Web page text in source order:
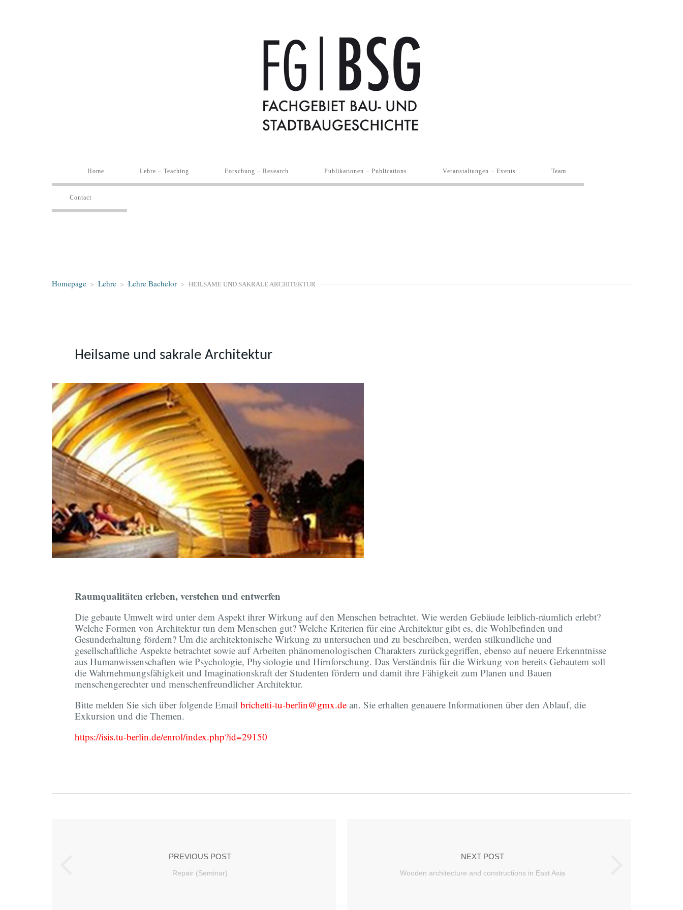
Home Lehre – Teaching Forschung – Research Publikationen – Publications Veranstaltungen – Events Team
Contact
Homepage > Lehre > Lehre Bachelor > HEILSAME UND SAKRALE ARCHITEKTUR
Heilsame und sakrale Architektur
Raumqualitäten erleben, verstehen und entwerfen
Die gebaute Umwelt wird unter dem Aspekt ihrer Wirkung auf den Menschen betrachtet. Wie werden Gebäude leiblich-räumlich erlebt?
Welche Formen von Architektur tun dem Menschen gut? Welche Kriterien für eine Architektur gibt es, die Wohlbefinden und
Gesunderhaltung fördern? Um die architektonische Wirkung zu untersuchen und zu beschreiben, werden stilkundliche und
gesellschaftliche Aspekte betrachtet sowie auf Arbeiten phänomenologischen Charakters zurückgegriffen, ebenso auf neuere Erkenntnisse
aus Humanwissenschaften wie Psychologie, Physiologie und Hirnforschung. Das Verständnis für die Wirkung von bereits Gebautem soll
die Wahrnehmungsfähigkeit und Imaginationskraft der Studenten fördern und damit ihre Fähigkeit zum Planen und Bauen
menschengerechter und menschenfreundlicher Architektur.
Bitte melden Sie sich über folgende Email brichetti-tu-berlin@gmx.de an. Sie erhalten genauere Informationen über den Ablauf, die
Exkursion und die Themen.
https://isis.tu-berlin.de/enrol/index.php?id=29150
PREVIOUS POST
Repair (Seminar)
NEXT POST
Wooden architecture and constructions in East Asia